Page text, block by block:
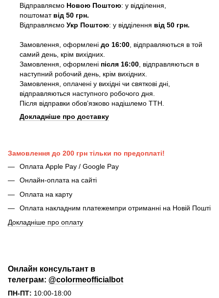
Відправляємо Новою Поштою: у відділення,
поштомат від 50 грн.
Відправляємо Укр Поштою: у відділення від 50 грн.
Замовлення, оформлені до 16:00 , відправляються в той
самий день, крім вихідних.
Замовлення, оформлені після 16:00 , відправляються в
наступний робочий день, крім вихідних.
Замовлення, оплачені у вихідні чи святкові дні,
відправляються наступного робочого дня.
Після відправки обовʼязково надішлемо ТТН.
Докладніше про доставку
Замовлення до 200 грн тільки по предоплаті!
Оплата Apple Pay / Google Pay
Онлайн-оплата на сайті
Оплата на карту
Оплата накладним платежемпри отриманні на Новій Пошті
Докладніше про оплату
Онлайн консультант в
телеграм: @colormeofficialbot
ПН-ПТ: 10:00-18:00